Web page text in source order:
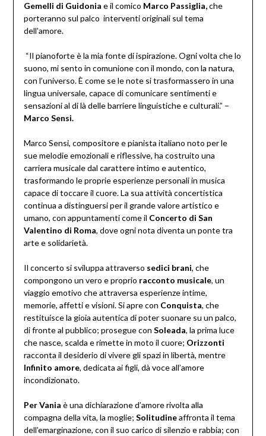
Gemelli di Guidonia e il comico Marco Passiglia,che
porteranno sul palco interventi originali sul tema
dell’amore.
“Il pianoforte è la mia fonte di ispirazione. Ogni volta che lo
suono, mi sento in comunione con il mondo, con la natura,
con l’universo. È come se le note si trasformassero in una
lingua universale, capace di comunicare sentimenti e
sensazioni al di là delle barriere linguistiche e culturali.” –
Marco Sensi.
Marco Sensi, compositore e pianista italiano noto per le
sue melodie emozionali e riflessive, ha costruito una
carriera musicale dal carattere intimo e autentico,
trasformando le proprie esperienze personali in musica
capace di toccare il cuore. La sua attività concertistica
continua a distinguersi per il grande valore artistico e
umano, con appuntamenti come il Concerto di San
Valentino di Roma, dove ogni nota diventa un ponte tra
arte e solidarietà.
Il concerto si sviluppa attraverso sedici brani, che
compongono un vero e proprio racconto musicale, un
viaggio emotivo che attraversa esperienze intime,
memorie, affetti e visioni. Si apre con Conquista, che
restituisce la gioia autentica di poter suonare su un palco,
di fronte al pubblico; prosegue con Soleada, la prima luce
che nasce, scalda e rimette in moto il cuore; Orizzonti
racconta il desiderio di vivere gli spazi in libertà, mentre
Infinito amore, dedicata ai figli, dà voce all’amore
incondizionato.
Per Vania è una dichiarazione d’amore rivolta alla
compagna della vita, la moglie; Solitudineaffronta il tema
dell’emarginazione, con il suo carico di silenzio e rabbia; con